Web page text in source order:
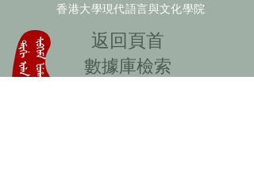
香港大學現代語言與文化學院
​返回頁首
數據庫檢索